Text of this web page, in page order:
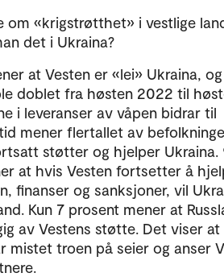
om «krigstrøtthet» i vestlige
det i Ukraina?
at Vesten er «lei» Ukraina,
doblet fra høsten 2022 til
i leveranser av våpen bidrar til
mener flertallet av
støtter og hjelper Ukraina.
at hvis Vesten fortsetter å
finanser og sanksjoner, vil
Kun 7 prosent mener at
av Vestens støtte. Det viser at
mistet troen på seier og anser